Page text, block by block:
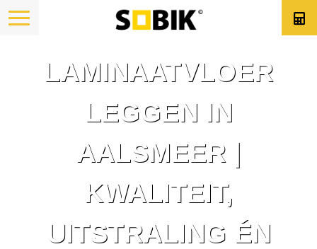
LAMINAATVLOER
LEGGEN IN
AALSMEER |
KWALITEIT,
UITSTRALING ÉN